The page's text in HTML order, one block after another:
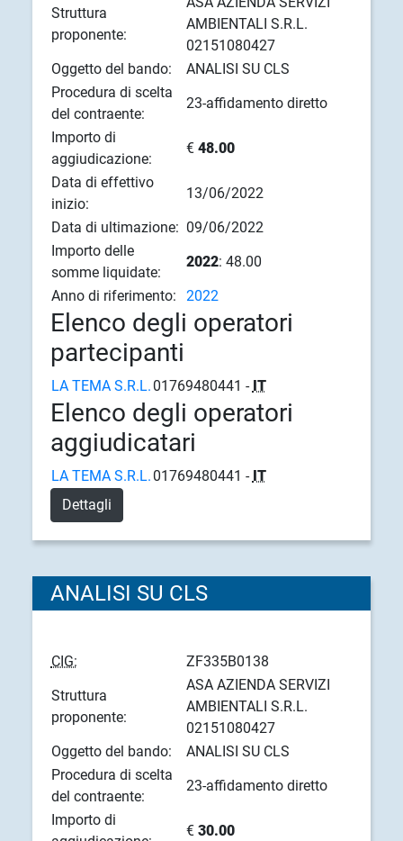
Struttura
proponente:
AMBIENTALI S.R.L.
02151080427
Oggetto del bando:
ANALISI SU CLS
Procedura di scelta
del contraente:
23-affidamento diretto
Importo di
aggiudicazione:
€ 48.00
Data di effettivo
inizio:
13/06/2022
Data di ultimazione: 09/06/2022
Importo delle
somme liquidate:
2022: 48.00
Anno di riferimento:
2022
Elenco degli operatori
partecipanti
LA TEMA S.R.L. 01769480441 - IT
Elenco degli operatori
aggiudicatari
LA TEMA S.R.L. 01769480441 - IT
Dettagli
ANALISI SU CLS
CIG:
ZF335B0138
Struttura
proponente:
ASA AZIENDA SERVIZI
AMBIENTALI S.R.L.
02151080427
Oggetto del bando:
ANALISI SU CLS
Procedura di scelta
del contraente:
23-affidamento diretto
Importo di
€ 30.00